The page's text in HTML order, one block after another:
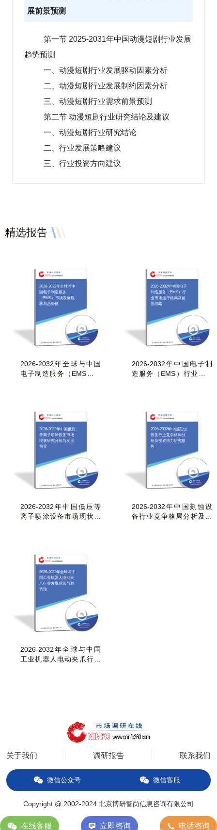
展前景预测
第一节 2025-2031年中国动漫短剧行业发展
趋势预测
一、动漫短剧行业发展驱动因素分析
二、动漫短剧行业发展制约因素分析
三、动漫短剧行业需求前景预测
第二节 动漫短剧行业研究结论及建议
一、动漫短剧行业研究结论
二、行业发展策略建议
三、行业投资方向建议
精选报告
2026-2032年全球与中
国电子制造服务
（EMS）市场发展现
状与趋势预
2026-2032年全球与中国
电子制造服务（EMS）市
2026-2032年中国电子
制造服务（EMS）行
业市场运行格局及前
景战略
2026-2032年中国电子制
造服务（EMS）行业市场
2026-2032年中国低压
等离子喷涂设备市场
现状研究分析与发展
前景
2026-2032年中国低压等
离子喷涂设备市场现状研
2026-2032年中国刻蚀
设备行业竞争格局分
析及投资潜力研究报
告
2026-2032年中国刻蚀设
备行业竞争格局分析及投
2026-2032年全球与中
国工业机器人电动夹
爪行业发展现状与趋
势预
2026-2032年全球与中国
工业机器人电动夹爪行业
关于我们 调研报告 联系我们
微信公众号 微信客服
Copyright @ 2002-2024 北京博研智尚信息咨询有限公司
备案号：京ICP备14034627号-2
在线客服 立即咨询 电话咨询